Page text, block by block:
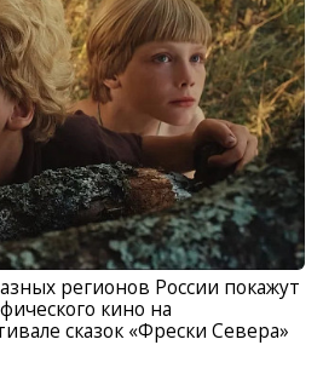
регионов России покажут
кино на
сказок «Фрески Севера»